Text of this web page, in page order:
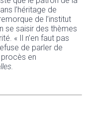
l’héritage de
de l’institut
se saisir des thèmes
« Il n’en faut pas
de parler de
procès en